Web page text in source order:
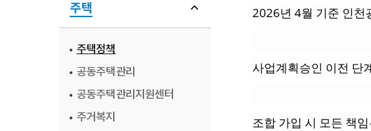
주택
주택정책
공동주택관리
공동주택관리지원센터
주거복지
2026년 4월 기준 인천
사업계획승인 이전 단
조합 가입 시 모든 책